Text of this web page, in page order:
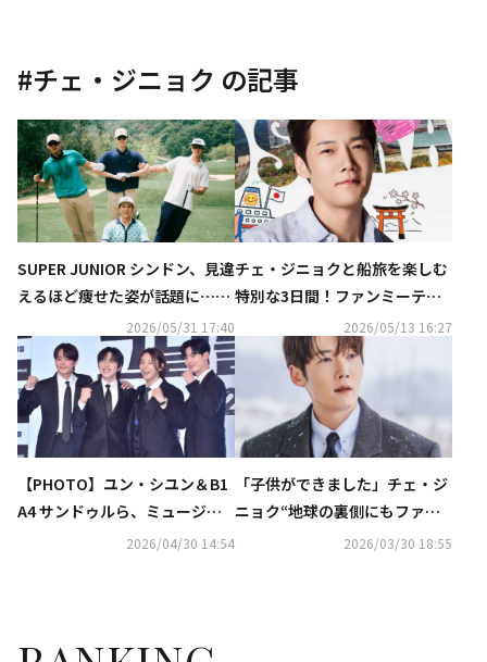
#チェ・ジニョク の記事
SUPER JUNIOR シンドン、見違
えるほど痩せた姿が話題に…芸
2026/05/31 17:40
チェ・ジニョクと船旅を楽しむ
特別な3日間！ファンミーティ
ングクルーズを6月に開催へ
2026/05/13 16:27
【PHOTO】ユン・シユン＆B1
A4 サンドゥルら、ミュージカ
ル「あの日々」記者懇談会に出
2026/04/30 14:54
「子供ができました」チェ・ジ
ニョク“地球の裏側にもファン
がいることに感動…次は悪役を
2026/03/30 18:55